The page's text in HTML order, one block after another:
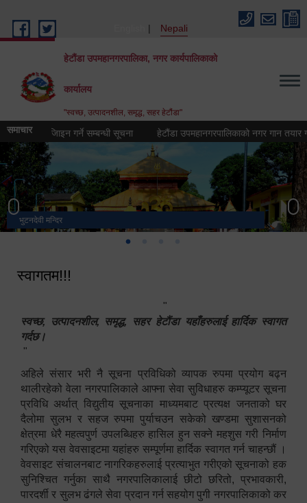
Nepali
हेटौंडा उपमहानगरपालिका, नगर कार्यपालिकाको
कार्यालय
"स्वच्छ, उत्पादनशील, समृद्ध, सहर हेटौंडा"
समाचार
डिजिाइन गर्ने सम्बन्धी सूचना हेटौंडा उपमहानगरपालिकाको नगर गान तयार गर्ने
भुटनदेवी मन्दिर
स्मारक
हेटौंडा उपमहानगरपालिका नगर कार्यपालिकाको कार्यालय
मनकामना डाँडाबाट देखिएको दृश्य
स्वागतम!!!
"
स्वच्छ, उत्पादनशील, समृद्ध, सहर हेटौंडा यहाँहरुलाई हार्दिक स्वागत
गर्दछ।
"
अहिले संसार भरी नै सूचना प्रविधिको व्यापक रुपमा प्रयोग बढ्न
थालीरहेको वेला नगरपालिकाले आफ्ना सेवा सुविधाहरु कम्प्यूटर सूचना
प्रविधि अर्थात् विद्युतीय सूचनाका माध्यमबाट प्रत्यक्ष जनताको घर
दैलोमा सुलभ र सहज रुपमा पुर्याचउन सकेको खण्डमा सुशासनको
क्षेत्रमा धेरै महत्वपुर्ण उपलब्धिहरु हासिल हुन सक्ने महशुस गरी निर्माण
गरिएको यस वेवसाइटमा यहांहरु सम्पूर्णमा हार्दिक स्वागत गर्न चाहन्छौं ।
वेवसाइट संचालनबाट नागरिकहरुलाई प्रत्याभुत गरीएको सूचनाको हक
सुनिश्चित गर्नुका साथै नगरपालिकालाई छीटो छरितो, प्रभावकारी,
पारदर्शी र सुलभ ढंगले सेवा प्रदान गर्न सहयोग पुगी नगरपालिकाको कर